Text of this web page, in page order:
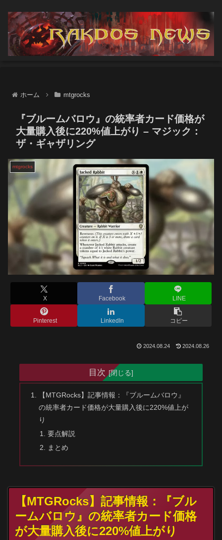
ホーム mtgrocks
『ブルームバロウ』の統率者カード価格が
大量購入後に220%値上がり – マジック：
ザ・ギャザリング
mtgrocks
X Facebook LINE
Pinterest LinkedIn コピー
2024.08.24 2024.08.26
目次
【MTGRocks】記事情報：『ブルームバロウ』
の統率者カード価格が大量購入後に220%値上が
り
要点解説
まとめ
【MTGRocks】記事情報：『ブル
ームバロウ』の統率者カード価格
が大量購入後に220%値上がり